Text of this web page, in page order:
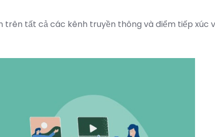
tất cả các kênh truyền thông và điểm tiếp xúc